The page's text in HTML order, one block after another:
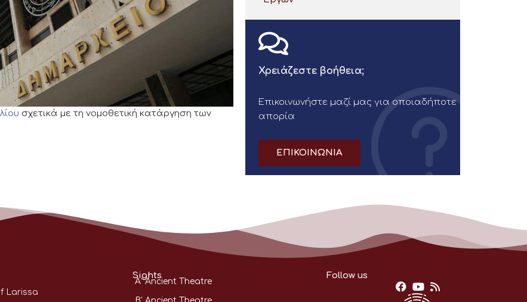
σχετικά με τη νομοθετική κατάργηση των
Χρειάζεστε βοήθεια;
Επικοινωνήστε μαζί μας για οποιαδήποτε
απορία
ΕΠΙΚΟΙΝΩΝΙΑ
Larissa
Sights
A’ Ancient Theatre
Follow us